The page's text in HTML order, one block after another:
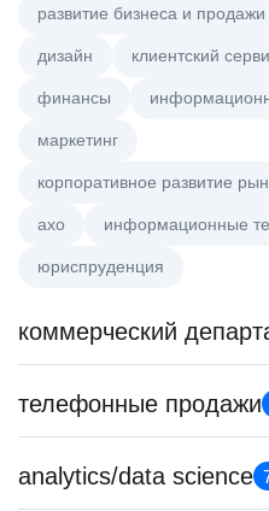
развитие бизнеса и продажи
дизайн клиентский
финансы
маркетинг
корпоративное развитие
axo информационные
юриспруденция
коммерческий
Key Account Manager
HeadHunter::Коммерческий
150000 ₽
телефонные продажи
Менеджер по продажам B2B
HeadHunter::Телефонные
analytics/data science